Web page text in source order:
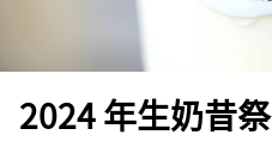
2024 年生奶昔祭